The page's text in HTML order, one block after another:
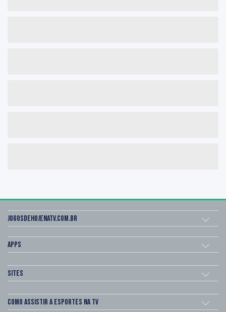
Jogosdehojenatv.com.br
Apps
Sites
Como assistir a esportes na TV